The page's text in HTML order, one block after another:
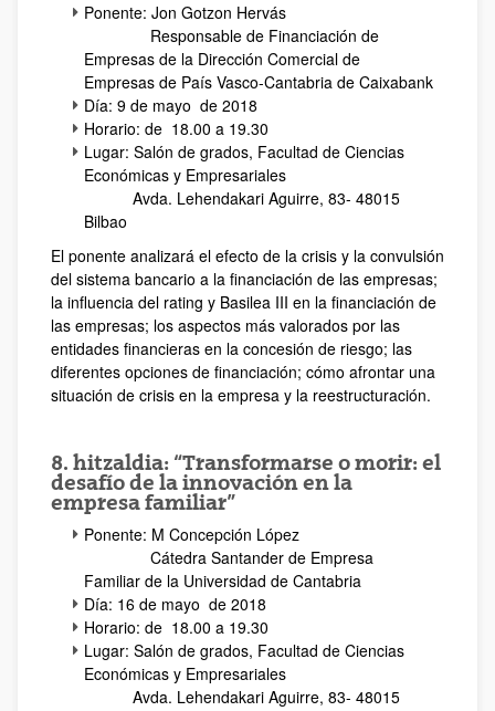
Ponente: Jon Gotzon Hervás
Responsable de Financiación de
Empresas de la Dirección Comercial de
Empresas de País Vasco-Cantabria de Caixabank
Día: 9 de mayo de 2018
Horario: de 18.00 a 19.30
Lugar: Salón de grados, Facultad de Ciencias
Económicas y Empresariales
Avda. Lehendakari Aguirre, 83- 48015
Bilbao
El ponente analizará el efecto de la crisis y la convulsión
del sistema bancario a la financiación de las empresas;
la influencia del rating y Basilea III en la financiación de
las empresas; los aspectos más valorados por las
entidades financieras en la concesión de riesgo; las
diferentes opciones de financiación; cómo afrontar una
situación de crisis en la empresa y la reestructuración.
8. hitzaldia: “Transformarse o morir: el
desafío de la innovación en la
empresa familiar”
Ponente: M Concepción López
Cátedra Santander de Empresa
Familiar de la Universidad de Cantabria
Día: 16 de mayo de 2018
Horario: de 18.00 a 19.30
Lugar: Salón de grados, Facultad de Ciencias
Económicas y Empresariales
Avda. Lehendakari Aguirre, 83- 48015